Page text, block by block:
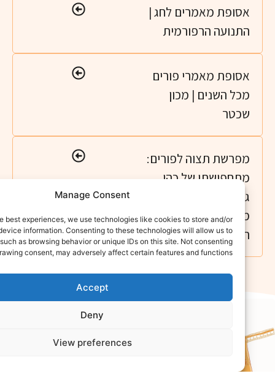
Manage Consent
the best experiences, we use technologies like cookies to store and/or
access device information. Consenting to these technologies will allow us to
data such as browsing behavior or unique IDs on this site. Not consenting
or withdrawing consent, may adversely affect certain features and functions.
Accept
View preferences
מאמרים לחג |
הרפורמית
מאמרי פורים
השנים | מכון
תצוה לפורים:
של כהן
למוניטין של
היהודי | נאמני
ועבודה